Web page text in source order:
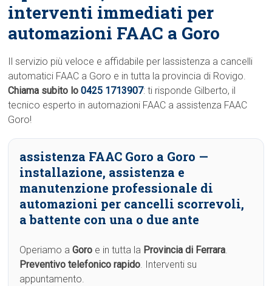
interventi immediati per
automazioni FAAC a Goro
Il servizio più veloce e affidabile per lassistenza a cancelli
automatici FAAC a Goro e in tutta la provincia di Rovigo.
Chiama subito lo0425 1713907: ti risponde Gilberto, il
tecnico esperto in automazioni FAAC a assistenza FAAC
Goro!
assistenza FAAC Goro a Goro —
installazione, assistenza e
manutenzione professionale di
automazioni per cancelli scorrevoli,
a battente con una o due ante
Operiamo aGoro e in tutta la Provincia di Ferrara.
Preventivo telefonico rapido. Interventi su
appuntamento.